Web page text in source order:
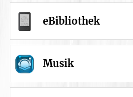
eBibliothek
Musik